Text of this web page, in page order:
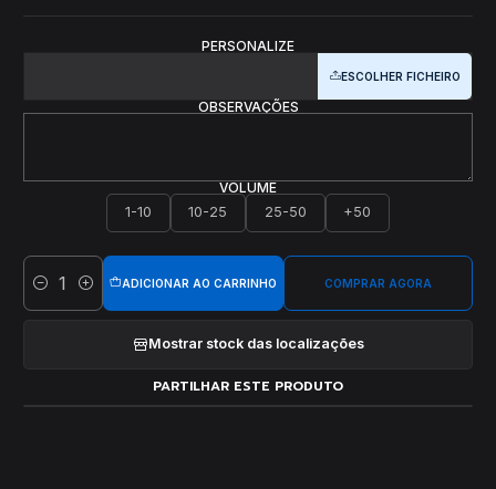
PERSONALIZE
ESCOLHER FICHEIRO
OBSERVAÇÕES
VOLUME
1-10
10-25 25-50 +50
Quantidade
ADICIONAR AO CARRINHO COMPRAR AGORA
Mostrar stock das localizações
PARTILHAR ESTE PRODUTO